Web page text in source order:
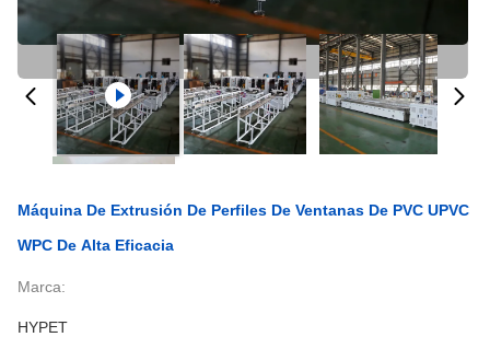
Máquina De Extrusión De Perfiles De Ventanas De PVC UPVC
WPC De Alta Eficacia
Marca:
HYPET